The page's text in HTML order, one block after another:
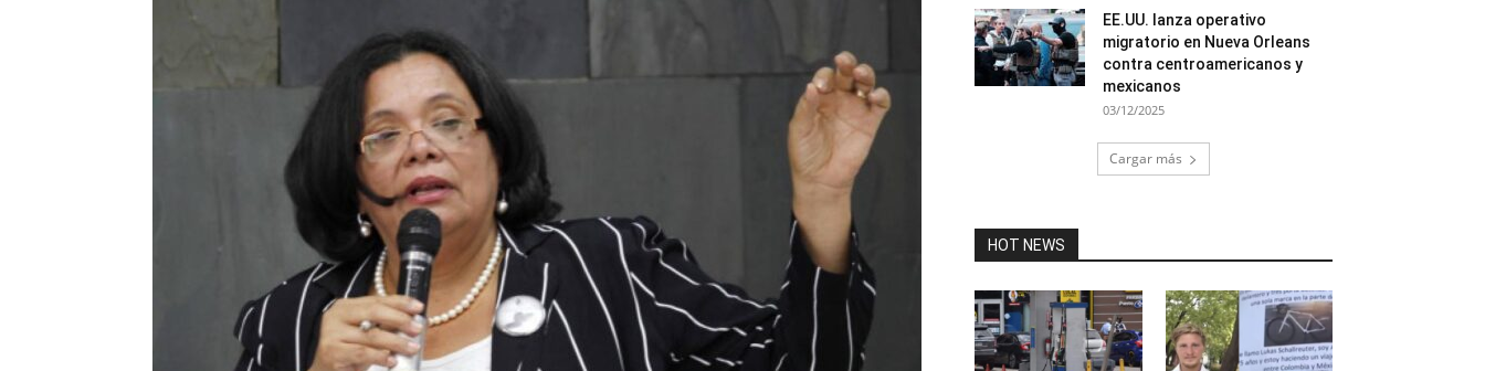
EE.UU. lanza operativo
migratorio en Nueva Orleans
contra centroamericanos y
mexicanos
03/12/2025
Cargar más
HOT NEWS